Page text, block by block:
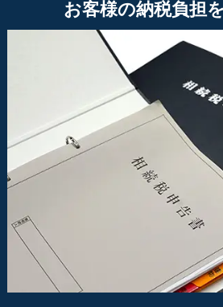
お客様の納税負担